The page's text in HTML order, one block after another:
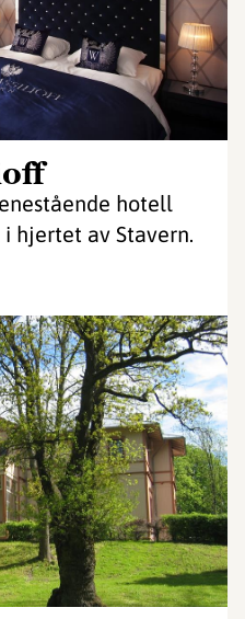
hotell
hjertet av Stavern.